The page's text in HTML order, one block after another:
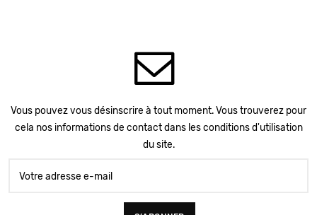
Vous pouvez vous désinscrire à tout moment. Vous trouverez pour
cela nos informations de contact dans les conditions d'utilisation
du site.